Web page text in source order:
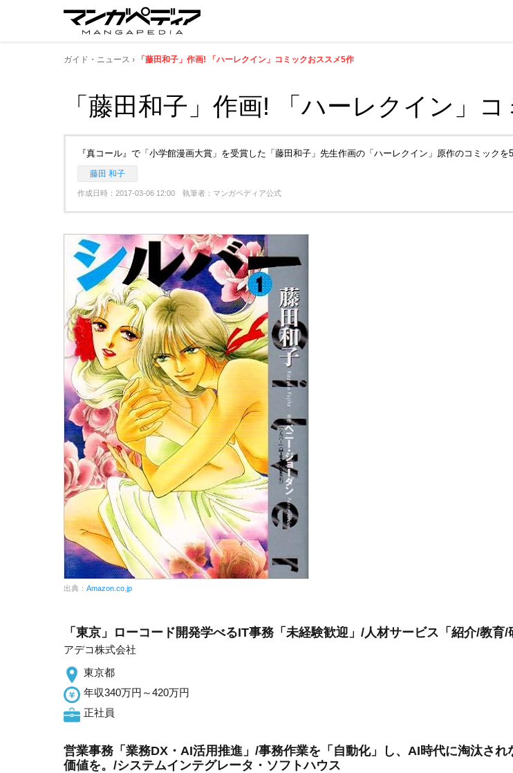
ガイド・ニュース 「藤田和子」作画! 「ハーレクイン」コミックおススメ5作
「藤田和子」作画! 「ハーレクイン」
『真コール』で「小学館漫画大賞」を受賞した「藤田和子」先生作画の「ハーレクイン」原作のコミックを5
藤田 和子
作成日時：2017-03-06 12:00 執筆者：マンガペディア公式
出典： Amazon.co.jp
「東京」ローコード開発学べるIT事務「未経験歓迎」/人材サービス「紹介/教育/
アデコ株式会社
東京都
年収340万円～420万円
正社員
営業事務「業務DX・AI活用推進」/事務作業を「自動化」し、AI時代に淘汰され
価値を。/システムインテグレータ・ソフトハウス